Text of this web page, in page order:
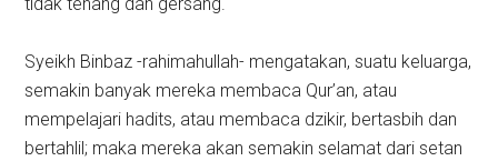
Syeikh Binbaz -rahimahullah- mengatakan, suatu keluarga,
semakin banyak mereka membaca Qur’an, atau
mempelajari hadits, atau membaca dzikir, bertasbih dan
bertahlil; maka mereka akan semakin selamat dari setan